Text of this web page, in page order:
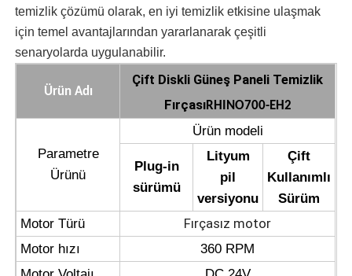
Güneş paneli döner fırça
Güneş Paneli Yıkama Fırçası
Güneş paneli rulo fırçası
Güneş Paneli Temizleme Araçları
Güneş paneli yıkama ekipmanları
Suyla Beslenen Direk
temizlik çözümü olarak, en iyi temizlik etkisine ulaşmak
için temel avantajlarından yararlanarak çeşitli
senaryolarda uygulanabilir.
Ürün Adı
Çift Diskli Güneş Paneli Temizlik
FırçasıRHINO700-EH2
Parametre
Ürünü
Ürün modeli
Plug-in
sürümü
Lityum
pil
versiyonu
Çift
Kullanımlı
Sürüm
Motor Türü
Fırçasız motor
Motor hızı
360 RPM